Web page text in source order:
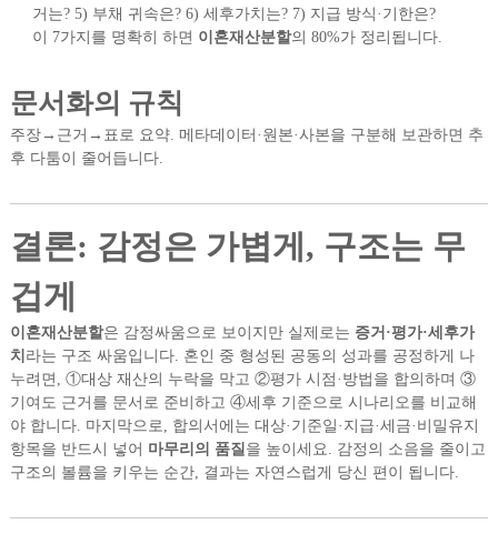
거는? 5) 부채 귀속은? 6) 세후가치는? 7) 지급 방식·기한은?
이 7가지를 명확히 하면 이혼재산분할의 80%가 정리됩니다.
문서화의 규칙
주장→근거→표로 요약. 메타데이터·원본·사본을 구분해 보관하면 추
후 다툼이 줄어듭니다.
결론: 감정은 가볍게, 구조는 무
겁게
이혼재산분할은 감정싸움으로 보이지만 실제로는 증거·평가·세후가
치 라는 구조 싸움입니다. 혼인 중 형성된 공동의 성과를 공정하게 나
누려면, ①대상 재산의 누락을 막고 ②평가 시점·방법을 합의하며 ③
기여도 근거를 문서로 준비하고 ④세후 기준으로 시나리오를 비교해
야 합니다. 마지막으로, 합의서에는 대상·기준일·지급·세금·비밀유지
항목을 반드시 넣어 마무리의 품질 을 높이세요. 감정의 소음을 줄이고
구조의 볼륨을 키우는 순간, 결과는 자연스럽게 당신 편이 됩니다.